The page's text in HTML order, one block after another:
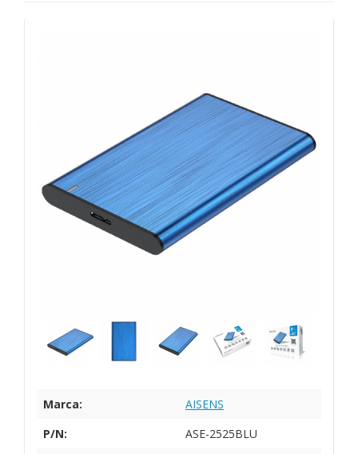
Marca:
AISENS
P/N:
ASE-2525BLU